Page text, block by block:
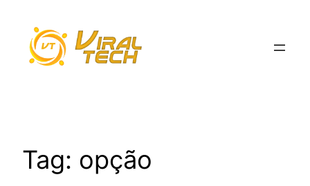
conteúdo
Tag: opção